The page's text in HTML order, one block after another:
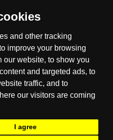
and other tracking
improve your browsing
our website, to show you
and targeted ads, to
traffic, and to
our visitors are coming
I agree
si conditii
Retur
Cookie
05 68